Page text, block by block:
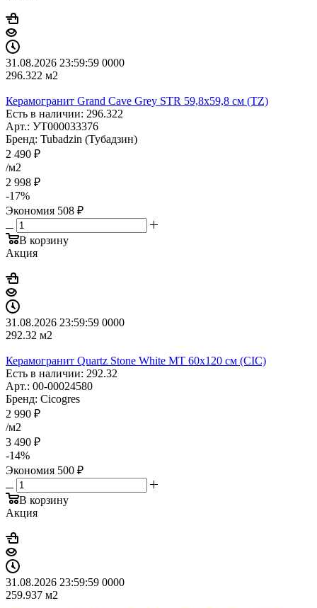
31.08.2026 23:59:59 0000
296.322 м2
Керамогранит Grand Cave Grey STR 59,8x59,8 см (TZ)
Есть в наличии: 296.322
Арт.: УТ000033376
Бренд: Tubadzin (Тубадзин)
2 490 ₽
/м2
2 998 ₽
-17%
Экономия 508 ₽
В корзину
Акция
31.08.2026 23:59:59 0000
292.32 м2
Керамогранит Quartz Stone White MT 60х120 см (CIC)
Есть в наличии: 292.32
Арт.: 00-00024580
Бренд: Cicogres
2 990 ₽
/м2
3 490 ₽
-14%
Экономия 500 ₽
В корзину
Акция
31.08.2026 23:59:59 0000
259.937 м2